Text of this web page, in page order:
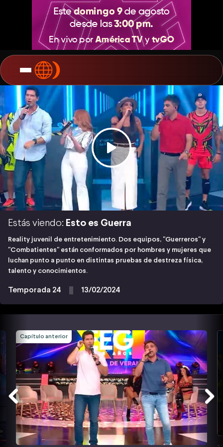
Estás viendo: Esto es Guerra
Reality juvenil de entretenimiento. Dos equipos, "Guerreros" y
"Combatientes" están conformados por hombres y mujeres que
luchan punto a punto en distintas pruebas de destreza física,
talento y conocimientos.
Temporada 24 13/02/2024
Capítulo anterior